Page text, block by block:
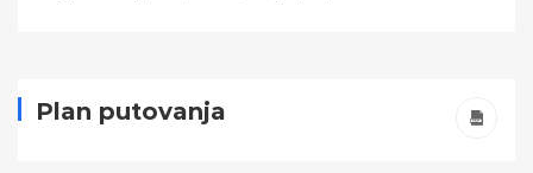
Plan putovanja